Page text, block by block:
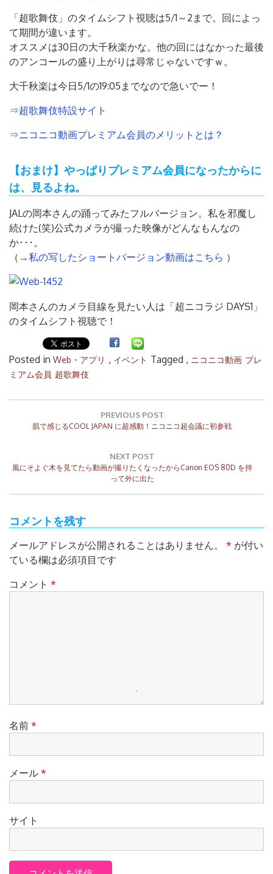
「超歌舞伎」のタイムシフト視聴は5/1～2まで。回によっ
て期間が違います。
オススメは30日の大千秋楽かな。他の回にはなかった最後
のアンコールの盛り上がりは尋常じゃないですｗ。
大千秋楽は今日5/1の19:05までなので急いでー！
⇒超歌舞伎特設サイト
⇒ニコニコ動画プレミアム会員のメリットとは？
【おまけ】 やっぱりプレミアム会員になったからに
は、見るよね。
JALの岡本さんの踊ってみたフルバージョン。私を邪魔し
続けた(笑)公式カメラが撮った映像がどんなもんなの
か･･･。
（ →私の写したショートバージョン動画はこちら ）
岡本さんのカメラ目線を見たい人は「超ニコラジ DAYS1」
のタイムシフト視聴で！
Posted in Web・アプリ , イベント Tagged , ニコニコ動画 プレ
ミアム会員 超歌舞伎
ー
シ
ン
PREVIOUS POST
Previous
肌で感じるCOOL JAPAN に超感動！ニコニコ超会議に初参戦
NEXT POST
Next
風にそよぐ木を見てたら動画が撮りたくなったからCanon EOS 80D を持
って外に出た
コメントを残す
メールアドレスが公開されることはありません。 * が付い
ている欄は必須項目です
コメント *
名前 *
メール *
サイト